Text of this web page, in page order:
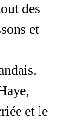
des
et
et le